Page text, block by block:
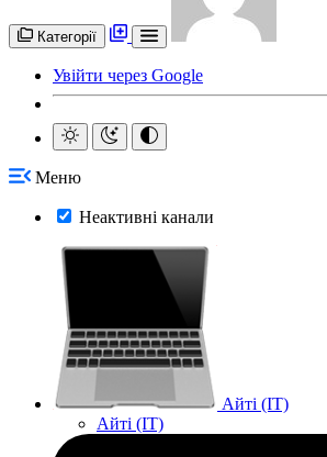
Категорії
Увійти через Google
Меню
Неактивні канали
Айті (IT)
Айті (IT)